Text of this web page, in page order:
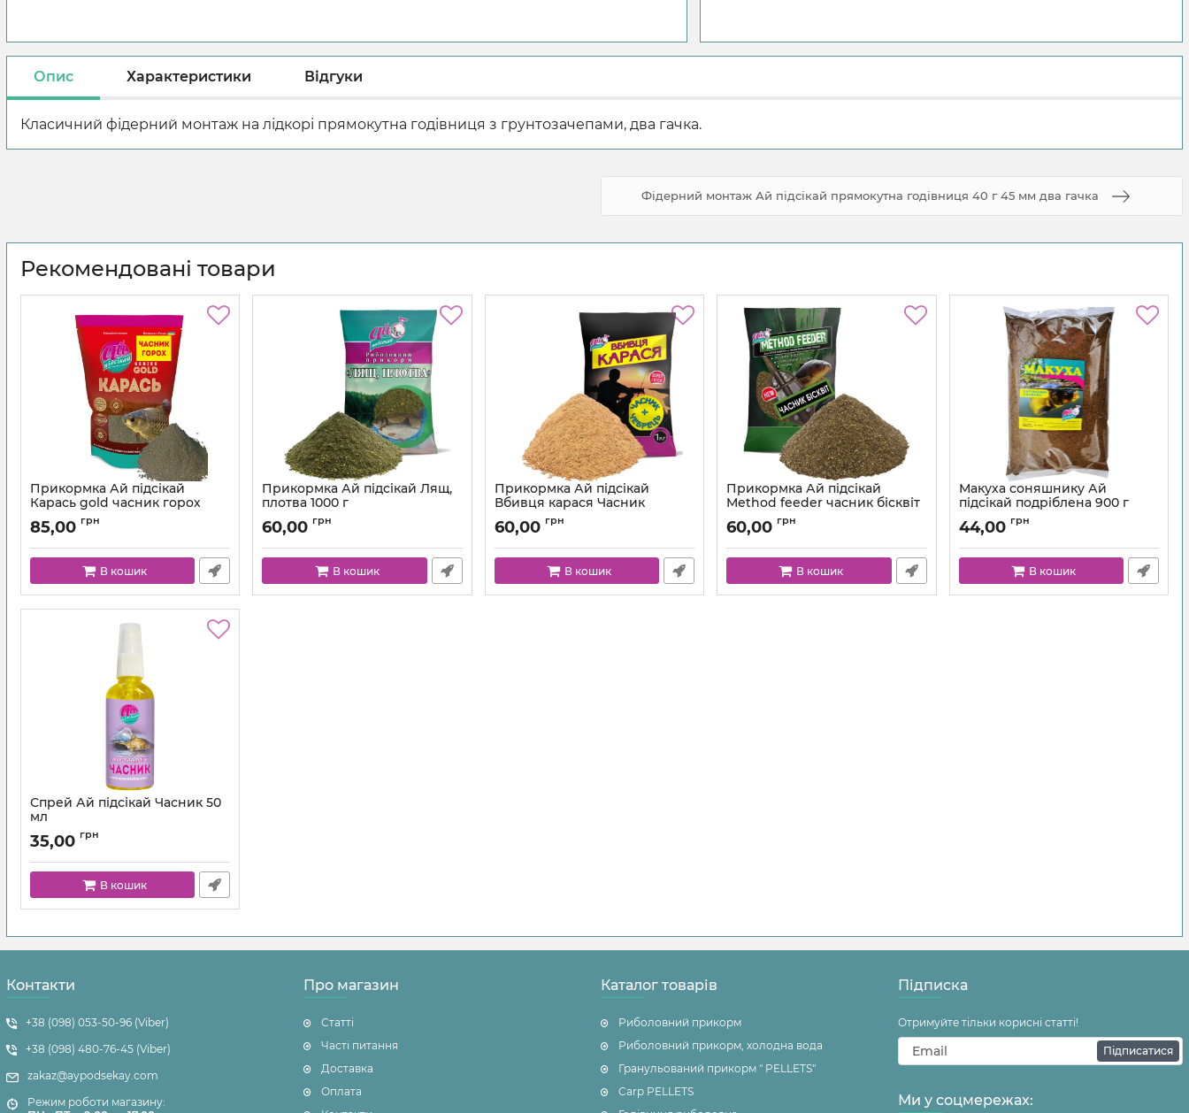
Опис Характеристики Відгуки
Класичний фідерний монтаж на лідкорі прямокутна годівниця з грунтозачепами, два гачка.
Фідерний монтаж Ай підсікай прямокутна годівниця 40 г 45 мм два гачка
Рекомендовані товари
Прикормка Ай підсікай
Карась gold часник горох
85,00 грн
В кошик
Прикормка Ай підсікай Лящ,
плотва 1000 г
60,00 грн
В кошик
Прикормка Ай підсікай
Вбивця карася Часник
Чебрець 1000 г
60,00 грн
В кошик
Прикормка Ай підсікай
Method feeder часник бісквіт
60,00 грн
В кошик
Макуха соняшнику Ай
підсікай подріблена 900 г
44,00 грн
В кошик
Спрей Ай підсікай Часник 50
мл
35,00 грн
В кошик
Контакти
+38 (098) 053-50-96 (Viber)
+38 (098) 480-76-45 (Viber)
zakaz@aypodsekay.com
Режим роботи магазину:
Про магазин
Статті
Часті питання
Доставка
Оплата
Каталог товарів
Риболовний прикорм
Риболовний прикорм, холодна вода
Гранульований прикорм " PELLETS"
Carp PELLETS
Підписка
Отримуйте тільки корисні статті!
Підписатися
Ми у соцмережах: